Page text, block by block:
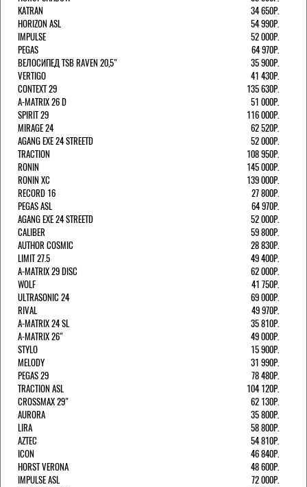
KATRAN
34 650Р.
HORIZON ASL
54 990Р.
IMPULSE
52 000Р.
PEGAS
64 970Р.
ВЕЛОСИПЕД TSB RAVEN 20,5"
35 900Р.
VERTIGO
41 430Р.
CONTEXT 29
135 630Р.
A-MATRIX 26 D
51 000Р.
SPIRIT 29
116 000Р.
MIRAGE 24
62 520Р.
AGANG EXE 24 STREETD
52 000Р.
TRACTION
108 950Р.
RONIN
145 000Р.
RONIN XC
139 000Р.
RECORD 16
27 800Р.
PEGAS ASL
64 970Р.
AGANG EXE 24 STREETD
52 000Р.
CALIBER
59 800Р.
AUTHOR COSMIC
28 830Р.
LIMIT 27.5
49 400Р.
A-MATRIX 29 DISC
62 000Р.
WOLF
41 750Р.
ULTRASONIC 24
69 000Р.
RIVAL
49 970Р.
A-MATRIX 24 SL
35 810Р.
A-MATRIX 26"
49 000Р.
STYLO
15 900Р.
MELODY
31 990Р.
PEGAS 29
78 480Р.
TRACTION ASL
104 120Р.
CROSSMAX 29"
62 130Р.
AURORA
35 800Р.
LIRA
58 800Р.
AZTEC
54 810Р.
ICON
46 840Р.
HORST VERONA
48 600Р.
IMPULSE ASL
72 000Р.